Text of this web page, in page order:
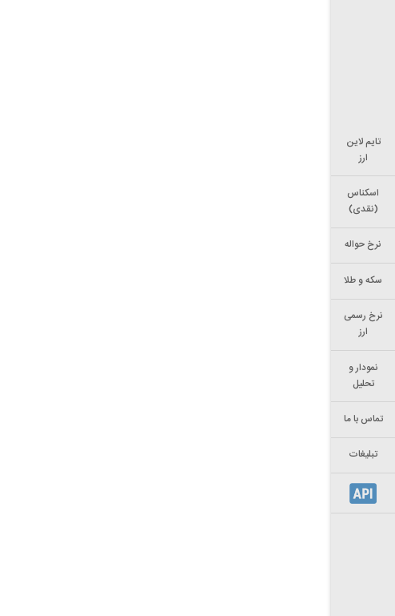
تایم لاین
ارز
اسکناس
(نقدی)
نرخ حواله
سکه و طلا
نرخ رسمی
ارز
نمودار و
تحلیل
تماس با ما
تبلیغات